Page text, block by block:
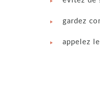
gardez
appelez